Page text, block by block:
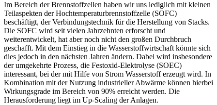
Im Bereich der Brennstoffzellen haben wir uns lediglich mit kleinen
Teilaspekten der Hochtemperaturbrennstoffzelle (SOFC)
beschäftigt, der Verbindungstechnik für die Herstellung von Stacks.
Die SOFC wird seit vielen Jahrzehnten erforscht und
weiterentwickelt, hat aber noch nicht den großen Durchbruch
geschafft. Mit dem Einstieg in die Wasserstoffwirtschaft könnte sich
dies jedoch in den nächsten Jahren ändern. Dabei wird insbesondere
der umgekehrte Prozess, die Festoxid-Elektrolyse (SOEC)
interessant, bei der mit Hilfe von Strom Wasserstoff erzeugt wird. In
Kombination mit der Nutzung industrieller Abwärme können hierbei
Wirkungsgrade im Bereich von 90% erreicht werden. Die
Herausforderung liegt im Up-Scaling der Anlagen.